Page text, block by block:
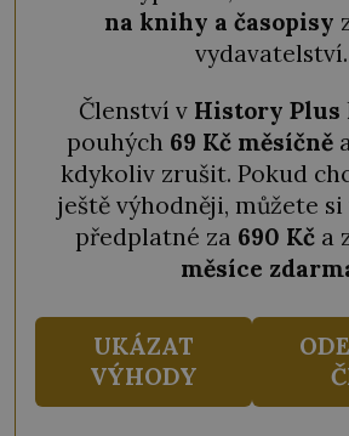
na knihy a časopisy
vydavatelství.
Členství v History Plus
pouhých 69 Kč měsíčně
kdykoliv zrušit. Pokud
ještě výhodněji, můžete
předplatné za 690 Kča
měsíce
UKÁZAT
VÝHODY